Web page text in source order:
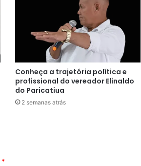
Conheça a trajetória política e
profissional do vereador Elinaldo
do Paricatiua
2 semanas atrás
*